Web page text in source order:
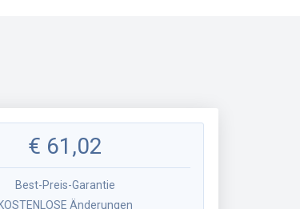
€ 61,02
Best-Preis-Garantie
KOSTENLOSE Änderungen